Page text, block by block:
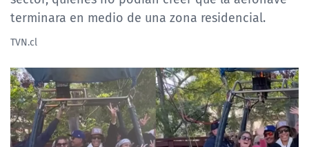
TVN PLAY
PROGRAMAS
TELESERIES
NTV
ACTUALIDAD Y TENDENCIAS
terminara en medio de una zona residencial.
TVN.cl